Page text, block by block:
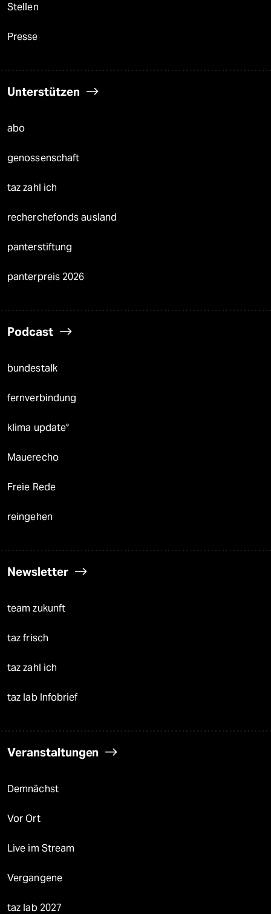
Stellen
Presse
Unterstützen
abo
genossenschaft
taz zahl ich
recherchefonds ausland
panterstiftung
panterpreis 2026
Podcast
bundestalk
fernverbindung
klima update°
Mauerecho
Freie Rede
reingehen
Newsletter
team zukunft
taz frisch
taz zahl ich
taz lab Infobrief
Veranstaltungen
Demnächst
Vor Ort
Live im Stream
Vergangene
taz lab 2027